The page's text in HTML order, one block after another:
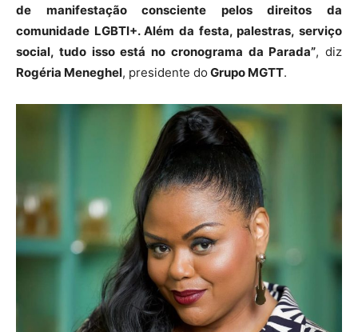
de manifestação consciente pelos direitos da
comunidade LGBTI+. Além da festa, palestras, serviço
social, tudo isso está no cronograma da Parada”, diz
Rogéria Meneghel, presidente do Grupo MGTT.